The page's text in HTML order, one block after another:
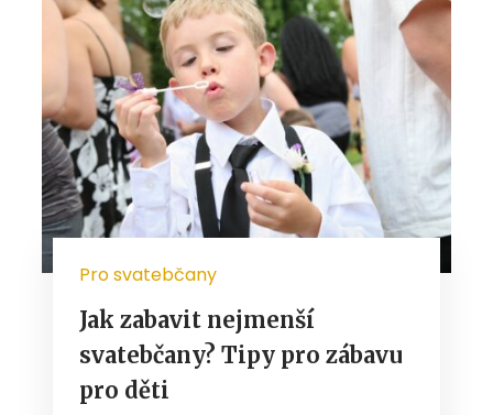
Pro svatebčany
Jak zabavit nejmenší
svatebčany? Tipy pro zábavu
pro děti